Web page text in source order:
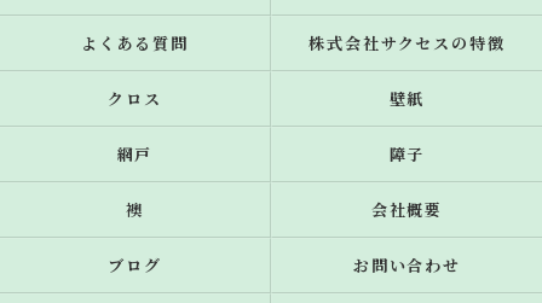
よくある質問 株式会社サクセスの特徴
クロス 壁紙
網戸 障子
襖 会社概要
ブログ お問い合わせ